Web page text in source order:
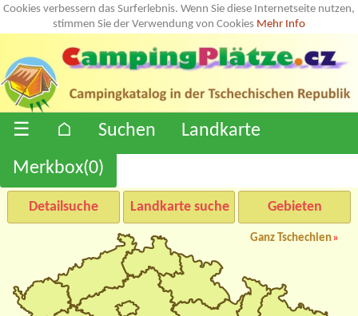
Cookies verbessern das Surferlebnis. Wenn Sie diese Internetseite nutzen,
stimmen Sie der Verwendung von Cookies Mehr Info
☰ ⌂ Suchen
Landkarte
Merkbox(0)
Detailsuche Landkarte suche Gebieten
Ganz Tschechien»